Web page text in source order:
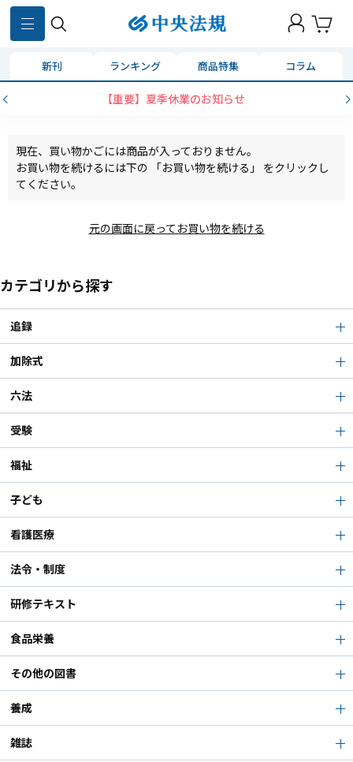
新刊 ランキング 商品特集 コラム
【重要】夏季休業のお知らせ
現在、買い物かごには商品が入っておりません。
お買い物を続けるには下の 「お買い物を続ける」 をクリックし
てください。
元の画面に戻ってお買い物を続ける
カテゴリから探す
追録
加除式
六法
受験
福祉
子ども
看護医療
法令・制度
研修テキスト
食品栄養
その他の図書
養成
雑誌